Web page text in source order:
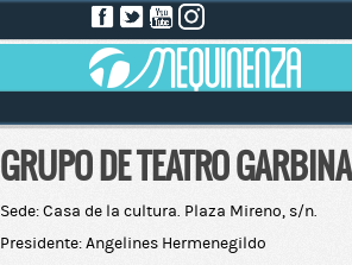
GRUPO DE TEATRO
Sede: Casa de la cultura. Plaza Mireno, s/n.
Presidente: Angelines Hermenegildo